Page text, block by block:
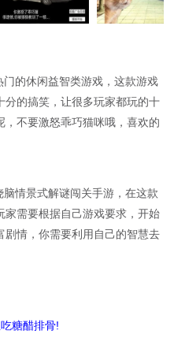
门的休闲益智类游戏，这款游戏
的搞笑，让很多玩家都玩的十
不要激怒乖巧猫咪哦，喜欢的
情景式解谜闯关手游，在这款
需要根据自己游戏要求，开始
剧情，你需要利用自己的智慧去
糖醋排骨!